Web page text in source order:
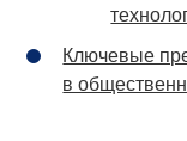
Ключевые
в